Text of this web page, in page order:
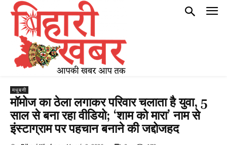
मधुबनी
मॉमोज का ठेला लगाकर परिवार चलाता है युवा, 5
साल से बना रहा वीडियो; ‘शाम को मारा’ नाम से
इंस्टाग्राम पर पहचान बनाने की जद्दोजहद